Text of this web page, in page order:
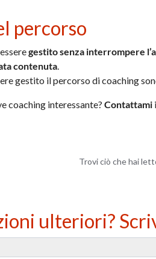
percorso
gestito senza interrompere
contenuta.
gestito il percorso di coaching
coaching interessante?Contattami
Trovi ciò che hai
ulteriori?